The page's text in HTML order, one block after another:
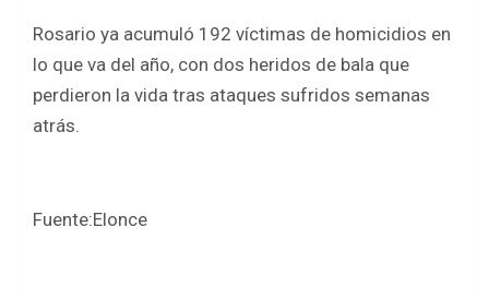
Rosario ya acumuló 192 víctimas de homicidios en
lo que va del año, con dos heridos de bala que
perdieron la vida tras ataques sufridos semanas
atrás.
Fuente:Elonce